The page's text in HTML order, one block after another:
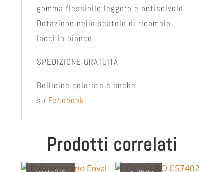
gomma flessibile leggero e antiscivolo.
Dotazione nello scatolo di ricambio
lacci in bianco.
SPEDIZIONE GRATUITA
Bollicine colorate è anche
su Facebook.
Prodotti correlati